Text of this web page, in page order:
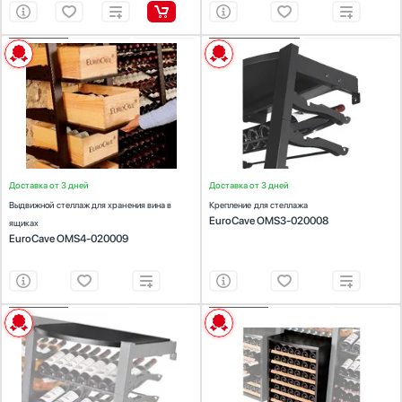
ХАРАКТЕРИСТИКИ
Предназначение:
для винных шкафов
Цвет:
Черный (сталь)
Доставка от 3 дней
Выдвижной стеллаж для хранения вина в
ящиках
EuroCave OMS4-020009
ХАРАКТЕРИСТИКИ
Предназначение:
для винных шкафов
Черный (сталь)
Доставка от 3 дней
Крепление для стеллажа
EuroCave OMS3-020008
ХАРАКТЕРИСТИКИ
Предназначение:
для винных шкафов
Цвет:
черный
ХАРАКТЕРИСТИКИ
Предназначение:
для винных шкафов
черный